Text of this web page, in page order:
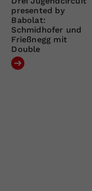
presented by
Babolat:
Schmidhofer und
Frießnegg mit
Double